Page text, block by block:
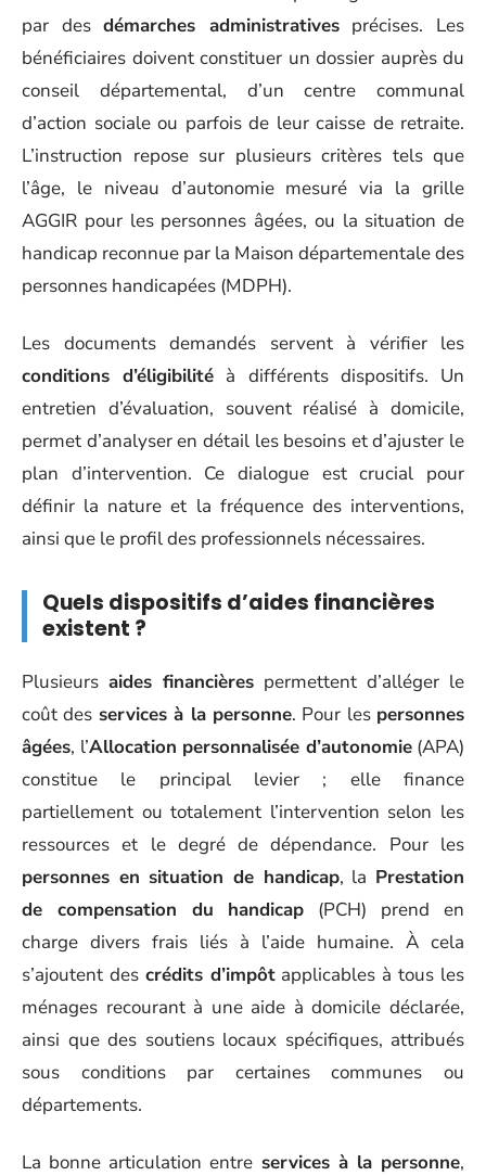
par desdémarches administrativesprécises. Les
bénéficiaires doivent constituer un dossier auprès du
conseil départemental, d’un centre communal
d’action sociale ou parfois de leur caisse de retraite.
L’instruction repose sur plusieurs critères tels que
l’âge, le niveau d’autonomie mesuré via la grille
AGGIR pour les personnes âgées, ou la situation de
handicap reconnue par la Maison départementale des
personnes handicapées (MDPH).
Les documents demandés servent à vérifier les
conditions d’éligibilité à différents dispositifs. Un
entretien d’évaluation, souvent réalisé à domicile,
permet d’analyser en détail les besoins et d’ajuster le
plan d’intervention. Ce dialogue est crucial pour
définir la nature et la fréquence des interventions,
ainsi que le profil des professionnels nécessaires.
Quels dispositifs d’aides financières
existent ?
Plusieurs aides financières permettent d’alléger le
coût des services à la personne. Pour les personnes
âgées, l’Allocation personnalisée d’autonomie(APA)
constitue le principal levier ; elle finance
partiellement ou totalement l’intervention selon les
ressources et le degré de dépendance. Pour les
personnes en situation de handicap, la Prestation
de compensation du handicap (PCH) prend en
charge divers frais liés à l’aide humaine. À cela
s’ajoutent des crédits d’impôtapplicables à tous les
ménages recourant à une aide à domicile déclarée,
ainsi que des soutiens locaux spécifiques, attribués
sous conditions par certaines communes ou
départements.
La bonne articulation entre services à la personne,